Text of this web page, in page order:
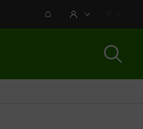
NOTIFICHEAREA UTENTE